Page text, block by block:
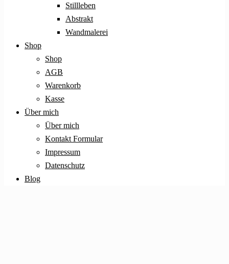
Stillleben
Abstrakt
Wandmalerei
Shop
Shop
AGB
Warenkorb
Kasse
Über mich
Über mich
Kontakt Formular
Impressum
Datenschutz
Blog